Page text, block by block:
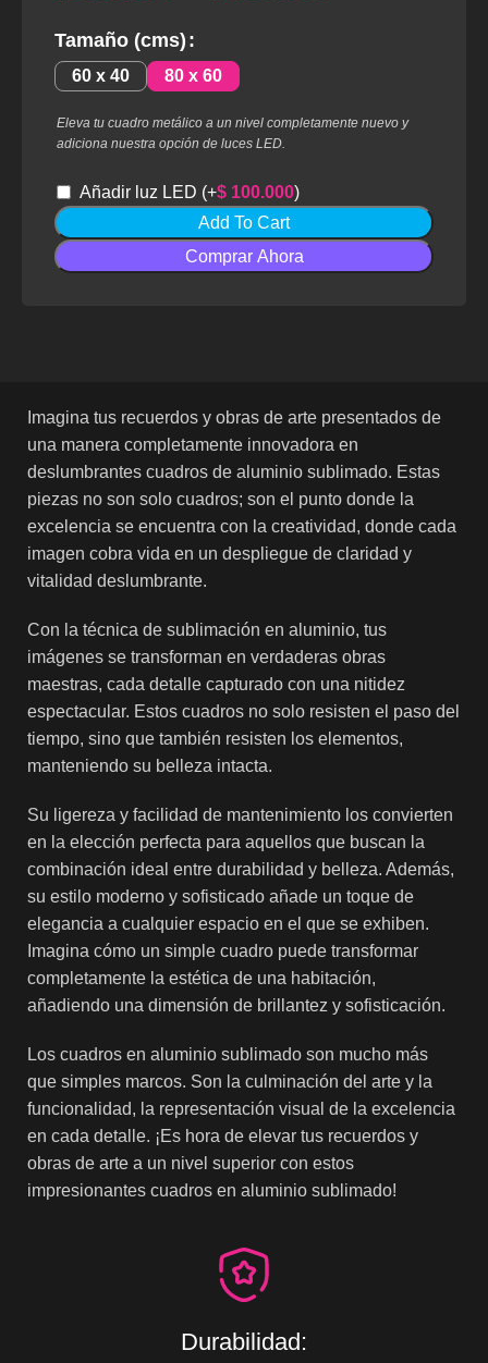
Tamaño (cms)
60 x 40 80 x 60
Eleva tu cuadro metálico a un nivel completamente nuevo y
adiciona nuestra opción de luces LED.
Añadir luz LED (+$ 100.000)
Add To Cart
Comprar Ahora
Imagina tus recuerdos y obras de arte presentados de
una manera completamente innovadora en
deslumbrantes cuadros de aluminio sublimado. Estas
piezas no son solo cuadros; son el punto donde la
excelencia se encuentra con la creatividad, donde cada
imagen cobra vida en un despliegue de claridad y
vitalidad deslumbrante.
Con la técnica de sublimación en aluminio, tus
imágenes se transforman en verdaderas obras
maestras, cada detalle capturado con una nitidez
espectacular. Estos cuadros no solo resisten el paso del
tiempo, sino que también resisten los elementos,
manteniendo su belleza intacta.
Su ligereza y facilidad de mantenimiento los convierten
en la elección perfecta para aquellos que buscan la
combinación ideal entre durabilidad y belleza. Además,
su estilo moderno y sofisticado añade un toque de
elegancia a cualquier espacio en el que se exhiben.
Imagina cómo un simple cuadro puede transformar
completamente la estética de una habitación,
añadiendo una dimensión de brillantez y sofisticación.
Los cuadros en aluminio sublimado son mucho más
que simples marcos. Son la culminación del arte y la
funcionalidad, la representación visual de la excelencia
en cada detalle. ¡Es hora de elevar tus recuerdos y
obras de arte a un nivel superior con estos
impresionantes cuadros en aluminio sublimado!
Durabilidad: